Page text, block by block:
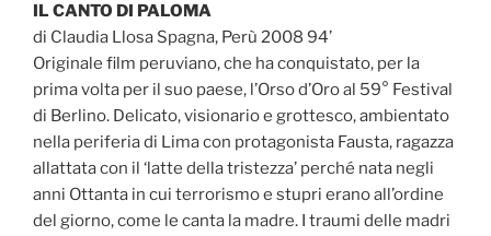
IL CANTO DI PALOMA
di Claudia Llosa Spagna, Perù 2008 94’
Originale film peruviano, che ha conquistato, per la
prima volta per il suo paese, l’Orso d’Oro al 59° Festival
di Berlino. Delicato, visionario e grottesco, ambientato
nella periferia di Lima con protagonista Fausta, ragazza
allattata con il ‘latte della tristezza’ perché nata negli
anni Ottanta in cui terrorismo e stupri erano all’ordine
del giorno, come le canta la madre. I traumi delle madri